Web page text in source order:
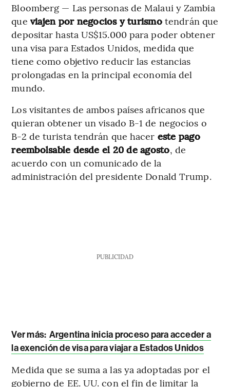
Bloomberg — Las personas de Malaui y Zambia
que viajen por negocios y turismotendrán que
depositar hasta US$15.000 para poder obtener
una visa para Estados Unidos, medida que
tiene como objetivo reducir las estancias
prolongadas en la principal economía del
mundo.
Los visitantes de ambos países africanos que
quieran obtener un visado B-1 de negocios o
B-2 de turista tendrán que hacer este pago
reembolsable desde el 20 de agosto, de
acuerdo con un comunicado de la
administración del presidente Donald Trump.
PUBLICIDAD
Ver más: Argentina inicia proceso para acceder a
la exención de visa para viajar a Estados Unidos
Medida que se suma a las ya adoptadas por el
gobierno de EE. UU. con el fin de limitar la